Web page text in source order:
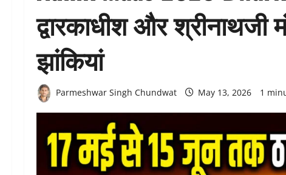
द्वारकाधीश और
झांकियां
Parmeshwar Singh Chundwat May 13, 2026 1